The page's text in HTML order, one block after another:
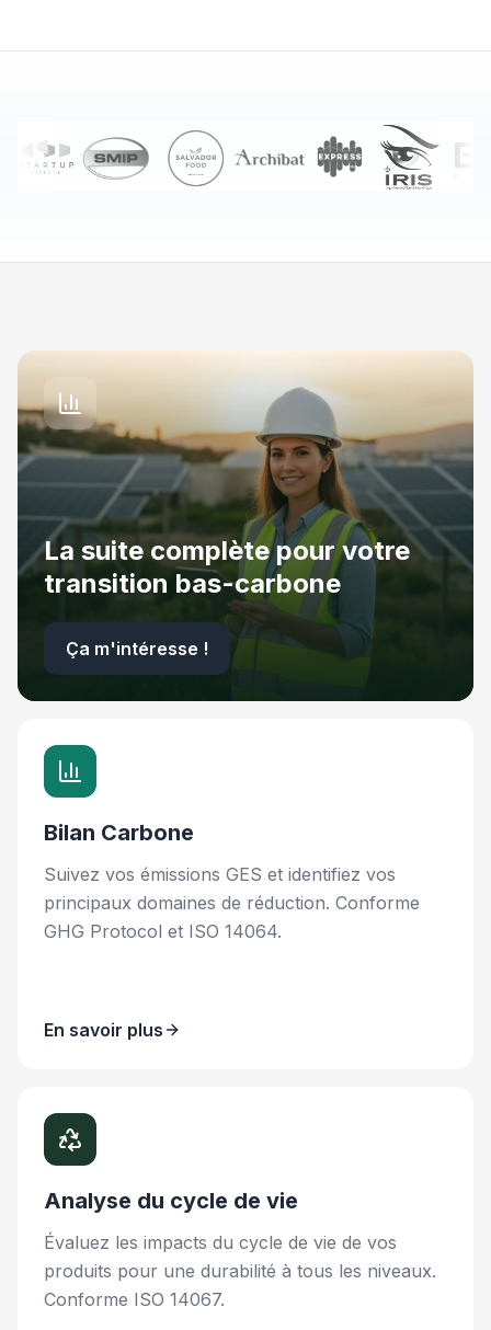
La suite complète pour votre
transition bas-carbone
Ça m'intéresse !
Bilan Carbone
Suivez vos émissions GES et identifiez vos
principaux domaines de réduction. Conforme
GHG Protocol et ISO 14064.
En savoir plus
Analyse du cycle de vie
Évaluez les impacts du cycle de vie de vos
produits pour une durabilité à tous les niveaux.
Conforme ISO 14067.